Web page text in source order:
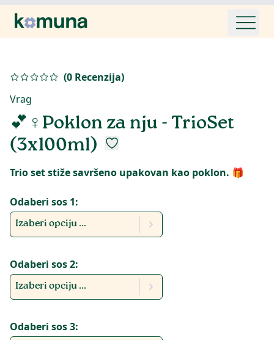
(0 Recenzija)
Vrag
💕♀️Poklon za nju - TrioSet
(3x100ml)
Trio set stiže savršeno upakovan kao poklon. 🎁
Odaberi sos 1:
Izaberi opciju ...
Odaberi sos 2:
Izaberi opciju ...
Odaberi sos 3: